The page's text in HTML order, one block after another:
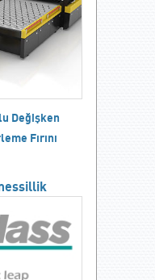
Değişken
Fırını